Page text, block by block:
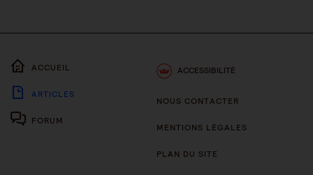
ACCUEIL
ARTICLES
FORUM
ACCESSIBILITÉ
NOUS CONTACTER
MENTIONS LÉGALES
PLAN DU SITE